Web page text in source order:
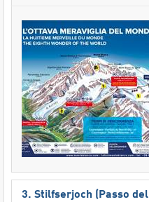
3. Stilfserjoch (Passo